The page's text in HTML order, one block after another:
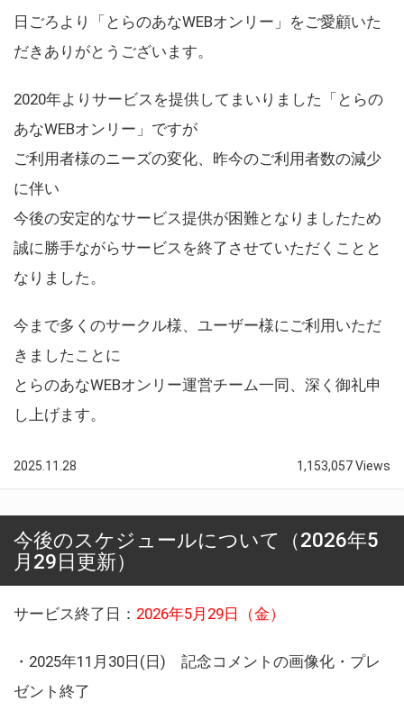
日ごろより「とらのあなWEBオンリー」をご愛顧いた
だきありがとうございます。
2020年よりサービスを提供してまいりました「とらの
あなWEBオンリー」ですが
ご利用者様のニーズの変化、昨今のご利用者数の減少
に伴い
今後の安定的なサービス提供が困難となりましたため
誠に勝手ながらサービスを終了させていただくことと
なりました。
今まで多くのサークル様、ユーザー様にご利用いただ
きましたことに
とらのあなWEBオンリー運営チーム一同、深く御礼申
し上げます。
2025.11.28 1,153,057 Views
今後のスケジュールについて（2026年5
月29日更新）
サービス終了日： 2026年5月29日（金）
・2025年11月30日(日) 記念コメントの画像化・プレ
ゼント終了